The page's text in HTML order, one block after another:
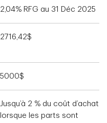
2,04% RFG au 31 Déc 2025
2716,42$
5000$
Jusqu’à 2 % du coût d’achat
lorsque les parts sont